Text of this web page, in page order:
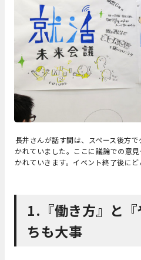
長井さんが話す間は、スペース後方
かれていました。ここに議論での意
かれていきます。イベント終了後にど
1.『働き方』と
ちも大事